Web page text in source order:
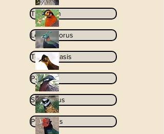
Tragopan
Lophophorus
Tetraophasis
Pucrasia
Syrmaticus
Phasianus